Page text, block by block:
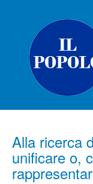
Alla ricerca
unificare o,